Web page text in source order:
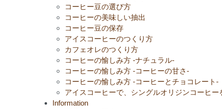
コーヒー豆の選び方
コーヒーの美味しい抽出
コーヒー豆の保存
アイスコーヒーのつくり方
カフェオレのつくり方
コーヒーの愉しみ方 -ナチュラル-
コーヒーの愉しみ方 -コーヒーの甘さ-
コーヒーの愉しみ方 -コーヒーとチョコレート-
アイスコーヒーで、シングルオリジンコーヒー
Information